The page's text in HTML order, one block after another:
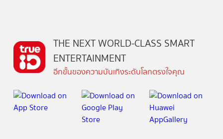
THE NEXT WORLD-CLASS SMART
ENTERTAINMENT
อีกขั้นของความบันเทิงระดับโลกตรงใจคุณ